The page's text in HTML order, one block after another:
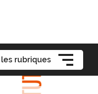
rubriques